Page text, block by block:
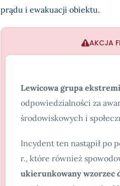
prądu i ewakuacji obiektu.
AKCJA
Lewicowa grupa
odpowiedzialności za
środowiskowych i
Incydent ten nastąpił po
r., które również
ukierunkowany wzorzec